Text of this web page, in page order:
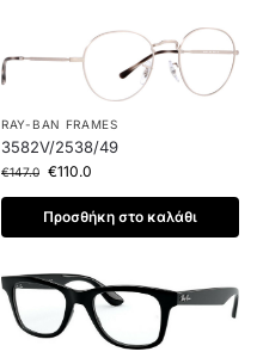
RAY-BAN FRAMES
3582V/2538/49
€147.0 €110.0
Προσθήκη στο καλάθι